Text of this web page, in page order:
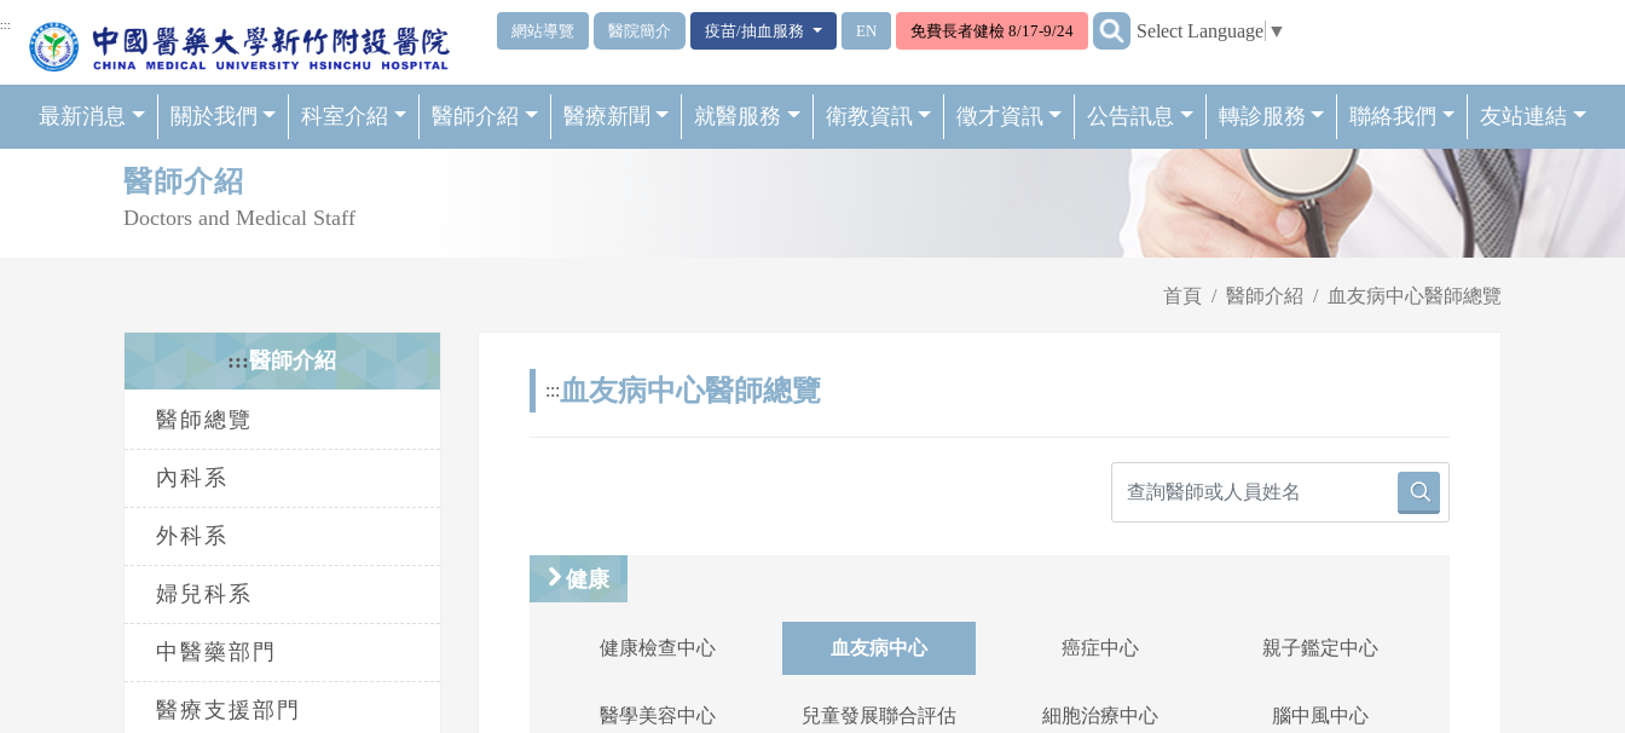
網頁頂端重要消息及連結
::: 網站導覽 醫院簡介 疫苗/抽血服務 EN 免費長者健檢 8/17-9/24 ::: Select Language ▼
最新消息 關於我們 科室介紹 醫師介紹 醫療新聞 就醫服務 衛教資訊 徵才資訊 公告訊息 轉診服務 聯絡我們 友站連結
醫師介紹
Doctors and Medical Staff
首頁 醫師介紹 血友病中心醫師總覽
:::醫師介紹
醫師總覽
內科系
外科系
婦兒科系
中醫藥部門
醫療支援部門
::: 血友病中心醫師總覽
健康
健康檢查中心 血友病中心 癌症中心 親子鑑定中心
醫學美容中心
兒童發展聯合評估
細胞治療中心 腦中風中心